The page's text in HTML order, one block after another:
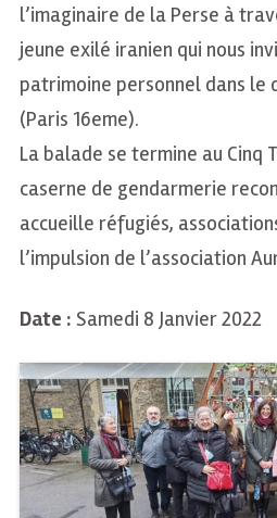
l’imaginaire de la Perse à
jeune exilé iranien qui nous
patrimoine personnel dans le
(Paris 16eme).
La balade se termine au Cinq
caserne de gendarmerie
accueille réfugiés,
l’impulsion de l’association
Date : Samedi 8 Janvier 2022